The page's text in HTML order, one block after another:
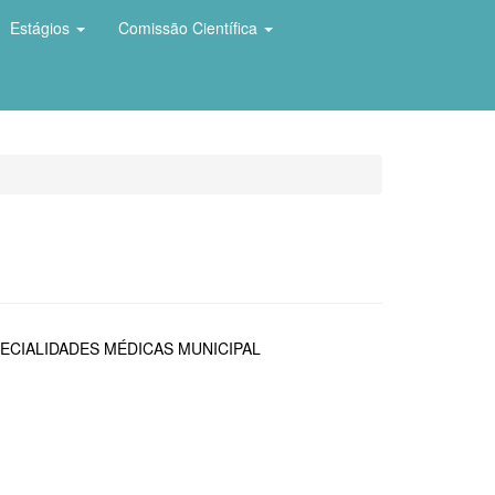
Estágios Comissão Científica
MÉDICAS MUNICIPAL